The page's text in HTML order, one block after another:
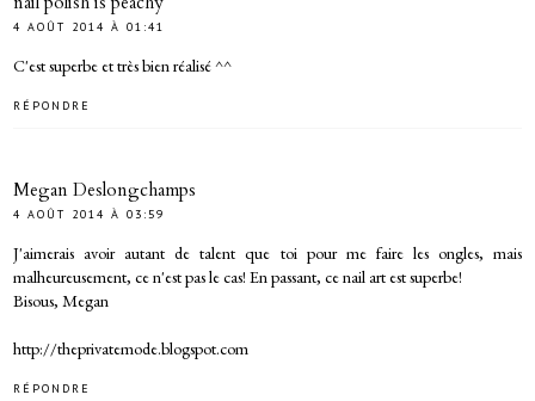
4 AOÛT 2014 À 01:41
C'est superbe et très bien réalisé ^^
RÉPONDRE
Megan Deslongchamps
4 AOÛT 2014 À 03:59
J'aimerais avoir autant de talent que toi pour me faire les ongles, mais
malheureusement, ce n'est pas le cas! En passant, ce nail art est superbe!
Bisous, Megan
http://theprivatemode.blogspot.com
RÉPONDRE